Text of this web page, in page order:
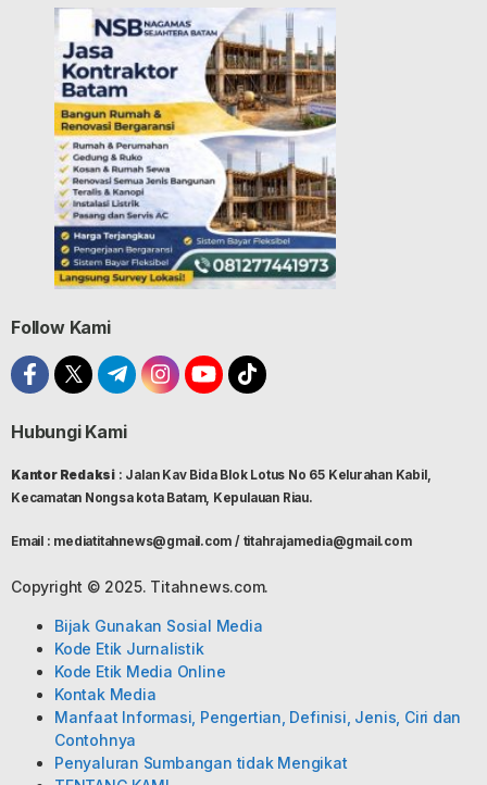
Follow Kami
Hubungi Kami
Kantor Redaksi : Jalan Kav Bida Blok Lotus No 65 Kelurahan Kabil,
Kecamatan Nongsa kota Batam, Kepulauan Riau.
Email : mediatitahnews@gmail.com / titahrajamedia@gmail.com
Copyright © 2025. Titahnews.com.
Bijak Gunakan Sosial Media
Kode Etik Jurnalistik
Kode Etik Media Online
Kontak Media
Manfaat Informasi, Pengertian, Definisi, Jenis, Ciri dan
Contohnya
Penyaluran Sumbangan tidak Mengikat